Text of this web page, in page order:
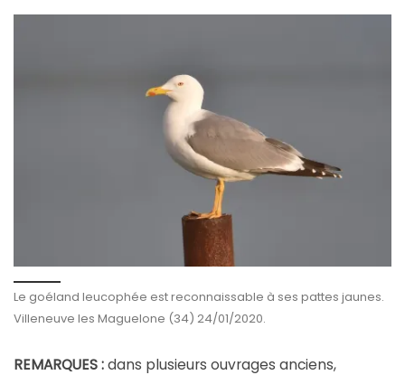
Le goéland leucophée est reconnaissable à ses pattes jaunes.
Villeneuve les Maguelone (34) 24/01/2020.
REMARQUES :dans plusieurs ouvrages anciens,